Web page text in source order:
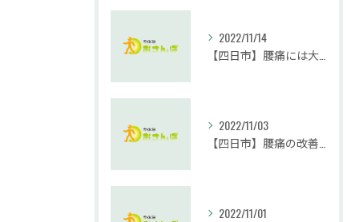
2022/11/14
2022/11/03
2022/11/01